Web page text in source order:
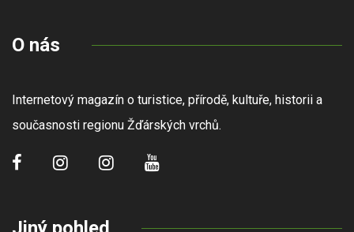
O nás
Internetový magazín o turistice, přírodě, kultuře, historii a
současnosti regionu Žďárských vrchů.